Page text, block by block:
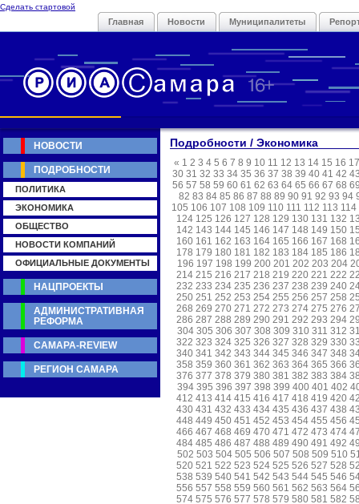
Сделать стартовой
Главная Новости Муниципалитеты
Подробности / Экономика
« 1 2 3 4 5 6 7 8 9 10 11 12 13 14 15 16 17
30 31 32 33 34 35 36 37 38 39 40 41 42
56 57 58 59 60 61 62 63 64 65 66 67 68
82 83 84 85 86 87 88 89 90 91 92 93 94
105 106 107 108 109 110 111 112 113 114
124 125 126 127 128 129 130 131 132
142 143 144 145 146 147 148 149 150
160 161 162 163 164 165 166 167 168
178 179 180 181 182 183 184 185 186
196 197 198 199 200 201 202 203 204
214 215 216 217 218 219 220 221 222
232 233 234 235 236 237 238 239 240
250 251 252 253 254 255 256 257 258
268 269 270 271 272 273 274 275 276
286 287 288 289 290 291 292 293 294
304 305 306 307 308 309 310 311 312
322 323 324 325 326 327 328 329 330
340 341 342 343 344 345 346 347 348
358 359 360 361 362 363 364 365 366
376 377 378 379 380 381 382 383 384
394 395 396 397 398 399 400 401 402
412 413 414 415 416 417 418 419 420
430 431 432 433 434 435 436 437 438
448 449 450 451 452 453 454 455 456
466 467 468 469 470 471 472 473 474
484 485 486 487 488 489 490 491 492
502 503 504 505 506 507 508 509 510
520 521 522 523 524 525 526 527 528
538 539 540 541 542 543 544 545 546
556 557 558 559 560 561 562 563 564
574 575 576 577 578 579 580 581 582
НОВОСТИ
ПОДРОБНОСТИ
ПОЛИТИКА
ЭКОНОМИКА
ОБЩЕСТВО
НОВОСТИ КОМПАНИЙ
ОФИЦИАЛЬНЫЕ ДОКУМЕНТЫ
НАЦПРОЕКТЫ
АДМИНИСТРАТИВНАЯ
РЕФОРМА
САМАРА-REVIEW
РЕГИОН САМАРА